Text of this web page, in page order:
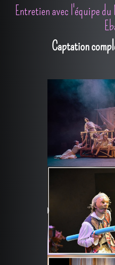
Entretien avec l'équipe du
Captation